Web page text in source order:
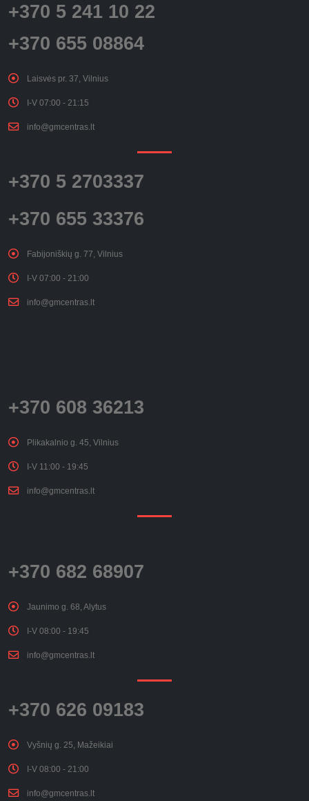
+370 5 241 10 22
+370 655 08864
Laisvės pr. 37, Vilnius
I-V 07:00 - 21:15
info@gmcentras.lt
+370 5 2703337
+370 655 33376
Fabijoniškių g. 77, Vilnius
I-V 07:00 - 21:00
info@gmcentras.lt
+370 608 36213
Plikakalnio g. 45, Vilnius
I-V 11:00 - 19:45
info@gmcentras.lt
+370 682 68907
Jaunimo g. 68, Alytus
I-V 08:00 - 19:45
info@gmcentras.lt
+370 626 09183
Vyšnių g. 25, Mažeikiai
I-V 08:00 - 21:00
info@gmcentras.lt